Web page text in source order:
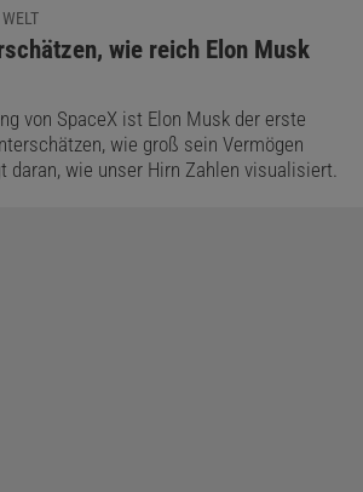
wie reich Elon Musk
von SpaceX ist Elon Musk der erste
wie groß sein Vermögen
daran, wie unser Hirn Zahlen visualisiert.